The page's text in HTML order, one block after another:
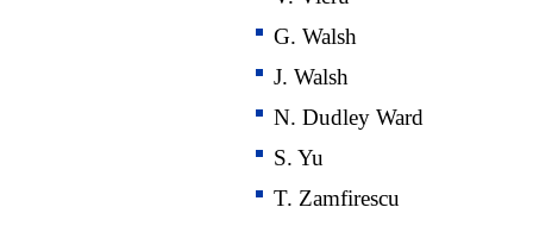
G. Walsh
J. Walsh
N. Dudley Ward
S. Yu
T. Zamfirescu